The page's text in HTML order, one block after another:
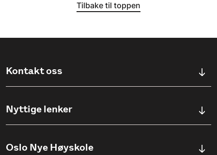
Tilbake til toppen
Kontakt oss
Ullevålsveien 76, 0454 OSLO
(+47) 23 23 38 20
Nyttige lenker
Oslo Nye Høyskole